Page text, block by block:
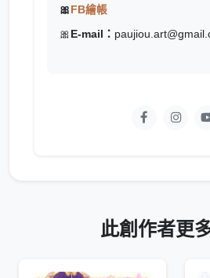
🎀 FB繪帳
🎀 E-mail：
此創作者更